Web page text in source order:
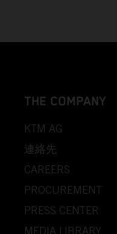
THE COMPANY
KTM AG
連絡先
CAREERS
PROCUREMENT
PRESS CENTER
MEDIA LIBRARY